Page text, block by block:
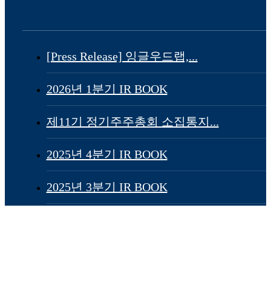
[Press Release] 잉글우드랩,...
2026년 1분기 IR BOOK
제11기 정기주주총회 소집통지...
2025년 4분기 IR BOOK
2025년 3분기 IR BOOK